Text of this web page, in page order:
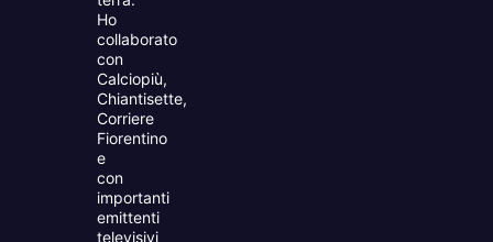
Ho
collaborato
con
Calciopiù,
Chiantisette,
Corriere
Fiorentino
e
con
importanti
emittenti
televisivi